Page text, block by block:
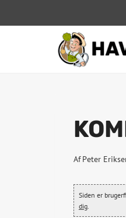
til
Af Peter
Siden er
dig.